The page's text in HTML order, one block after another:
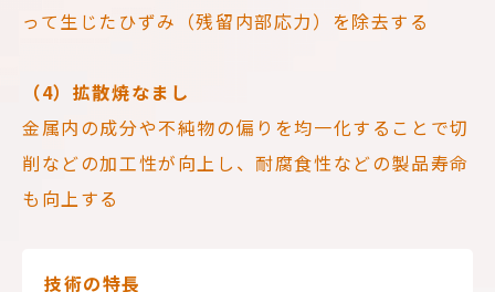
って生じたひずみ（残留内部応力）を除去する
（4）拡散焼なまし
金属内の成分や不純物の偏りを均一化することで切
削などの加工性が向上し、耐腐食性などの製品寿命
も向上する
技術の特長